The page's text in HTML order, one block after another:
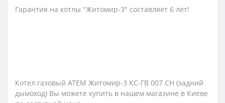
Гарантия на котлы "Житомир-3" составляет 6 лет!
Котел газовый АТЕМ Житомир-3 КС-ГВ 007 СН (задний
дымоход) Вы можете купить в нашем магазине в Киеве